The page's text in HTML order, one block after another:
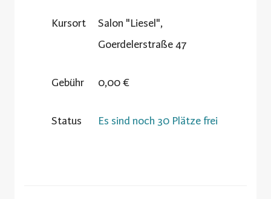
Kursort
Salon "Liesel",
Goerdelerstraße 47
Gebühr 0,00 €
Status Es sind noch 30 Plätze frei